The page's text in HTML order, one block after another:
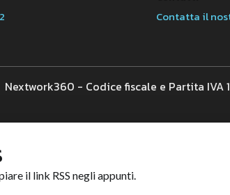
Contatta il
Nextwork360 - Codice fiscale e Partita IVA
il link RSS negli appunti.